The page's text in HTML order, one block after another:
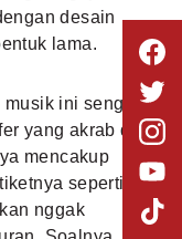
desain
lama.
musik ini sengaja
yang akrab dan
mencakup
seperti di
nggak